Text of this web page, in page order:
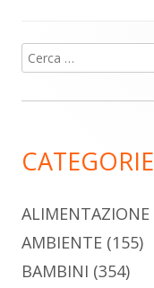
Barra
laterale
Ricerca
per:
CATEGORIE
ALIMENTAZIONE
AMBIENTE (155)
BAMBINI (354)